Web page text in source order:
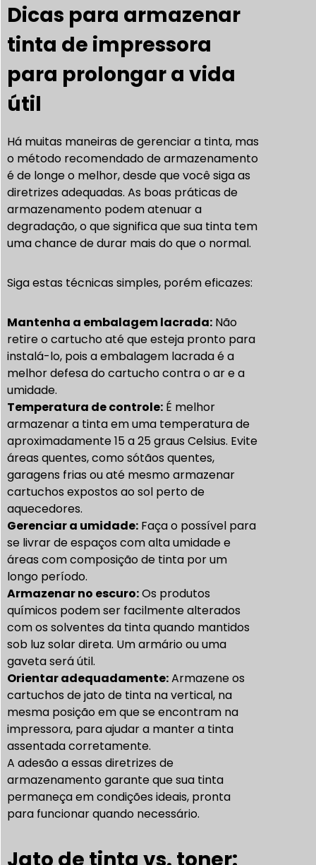
Dicas para armazenar
tinta de impressora
para prolongar a vida
útil
Há muitas maneiras de gerenciar a tinta, mas
o método recomendado de armazenamento
é de longe o melhor, desde que você siga as
diretrizes adequadas. As boas práticas de
armazenamento podem atenuar a
degradação, o que significa que sua tinta tem
uma chance de durar mais do que o normal.
Siga estas técnicas simples, porém eficazes:
Mantenha a embalagem lacrada: Não
retire o cartucho até que esteja pronto para
instalá-lo, pois a embalagem lacrada é a
melhor defesa do cartucho contra o ar e a
umidade.
Temperatura de controle: É melhor
armazenar a tinta em uma temperatura de
aproximadamente 15 a 25 graus Celsius. Evite
áreas quentes, como sótãos quentes,
garagens frias ou até mesmo armazenar
cartuchos expostos ao sol perto de
aquecedores.
Gerenciar a umidade: Faça o possível para
se livrar de espaços com alta umidade e
áreas com composição de tinta por um
longo período.
Armazenar no escuro:Os produtos
químicos podem ser facilmente alterados
com os solventes da tinta quando mantidos
sob luz solar direta. Um armário ou uma
gaveta será útil.
Orientar adequadamente:Armazene os
cartuchos de jato de tinta na vertical, na
mesma posição em que se encontram na
impressora, para ajudar a manter a tinta
assentada corretamente.
A adesão a essas diretrizes de
armazenamento garante que sua tinta
permaneça em condições ideais, pronta
para funcionar quando necessário.
Jato de tinta vs. toner: